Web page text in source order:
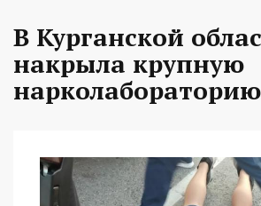
В Курганской
накрыла крупную
нарколабораторию